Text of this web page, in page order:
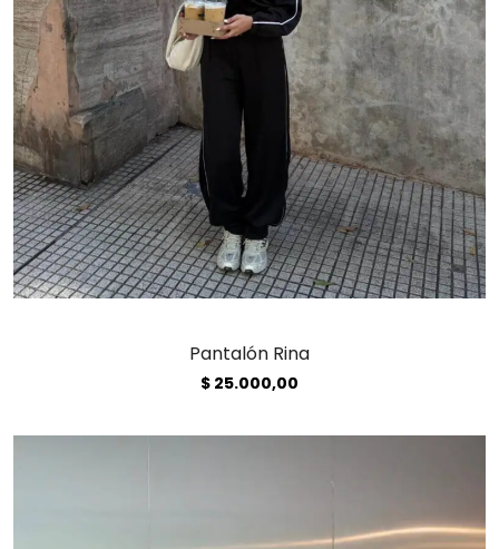
Pantalón Rina
$ 25.000,00